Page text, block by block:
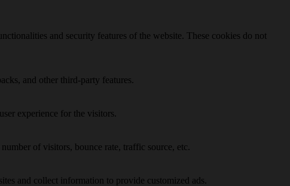
and security features of the website. These cookies do not
and other third-party features.
experience for the visitors.
of visitors, bounce rate, traffic source, etc.
and collect information to provide customized ads.